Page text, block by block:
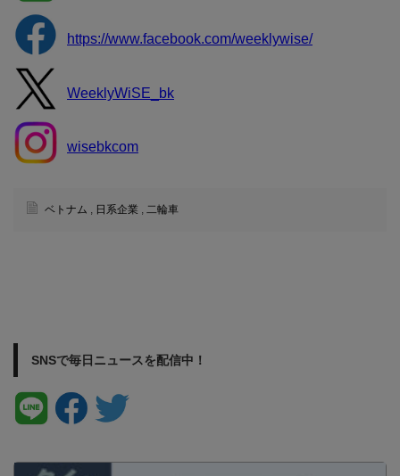
https://www.facebook.com/weeklywise/
WeeklyWiSE_bk
wisebkcom
ベトナム , 日系企業 , 二輪車
SNSで毎日ニュースを配信中！